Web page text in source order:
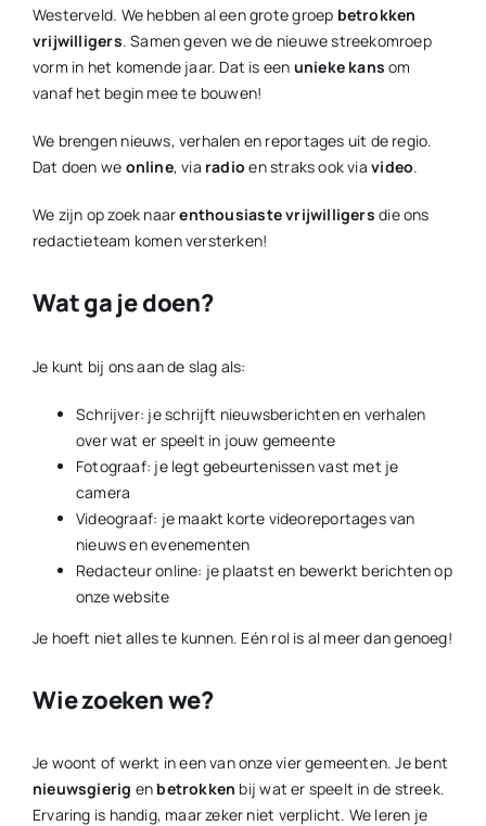
Westerveld. We hebben al een grote groep betrokken
vrijwilligers. Samen geven we de nieuwe streekomroep
vorm in het komende jaar. Dat is een unieke kans om
vanaf het begin mee te bouwen!
We brengen nieuws, verhalen en reportages uit de regio.
Dat doen we online, via radio en straks ook viavideo.
We zijn op zoek naarenthousiaste vrijwilligers die ons
redactieteam komen versterken!
Wat ga je doen?
Je kunt bij ons aan de slag als:
Schrijver: je schrijft nieuwsberichten en verhalen
over wat er speelt in jouw gemeente
Fotograaf: je legt gebeurtenissen vast met je
camera
Videograaf: je maakt korte videoreportages van
nieuws en evenementen
Redacteur online: je plaatst en bewerkt berichten op
onze website
Je hoeft niet alles te kunnen. Eén rol is al meer dan genoeg!
Wie zoeken we?
Je woont of werkt in een van onze vier gemeenten. Je bent
nieuwsgierig en betrokken bij wat er speelt in de streek.
Ervaring is handig, maar zeker niet verplicht. We leren je